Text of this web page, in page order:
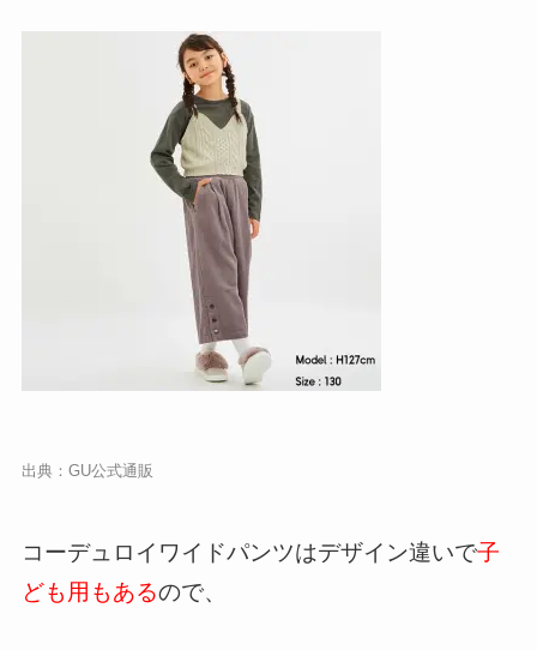
出典： GU公式通販
コーデュロイワイドパンツはデザイン違いで子
ども用もあるので、